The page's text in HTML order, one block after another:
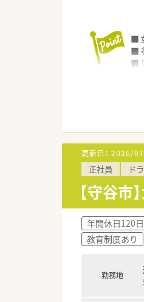
■
■
■
更新日： 2026/
正社員 ド
【守谷
年間休日120
教育制度あり
勤務地